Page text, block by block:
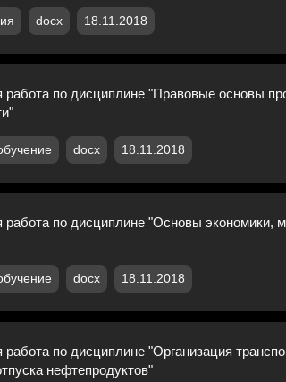
docx 18.11.2018
работа по дисциплине "Правовые основы
docx 18.11.2018
работа по дисциплине "Основы экономики,
docx 18.11.2018
работа по дисциплине "Организация
нефтепродуктов"